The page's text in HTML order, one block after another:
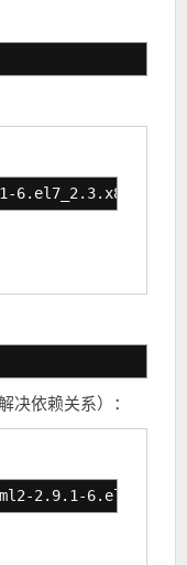
决依赖关系）：
2.9.1-